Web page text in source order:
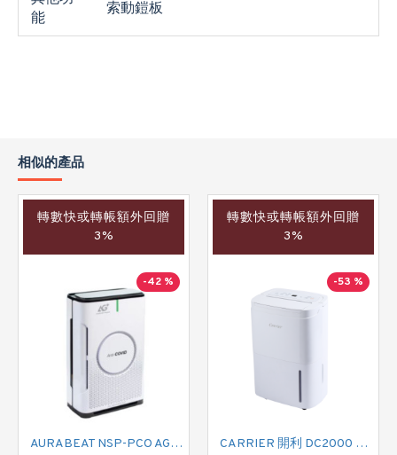
能
索動鎧板
相似的產品
轉數快或轉帳額外回贈
3%
-42 %
AURABEAT NSP-PCO AG+空氣淨化機
轉數快或轉帳額外回贈
3%
-53 %
CARRIER 開利 DC2000 負離子空氣淨化抽濕機